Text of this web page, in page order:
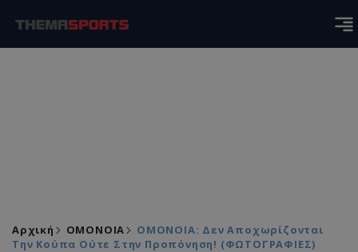
Αρχική ΟΜΟΝΟΙΑ
ΟΜΟΝΟΙΑ: Δεν Αποχωρίζονται
Την Κούπα Ούτε Στην Προπόνηση! (ΦΩΤΟΓΡΑΦΙΕΣ)